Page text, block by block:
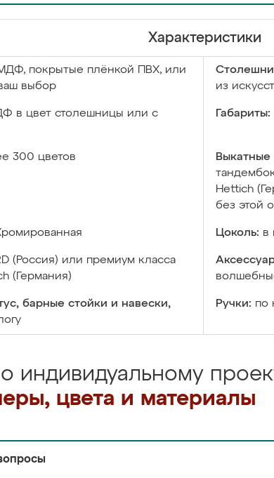
Характеристики
покрытые плёнкой ПВХ, или
выбор
из
в цвет столешницы или с
Габариты:
300 цветов Выкатные
Hettich
без этой
Цоколь: в
(Россия) или премиум класса
(Германия)
барные стойки и навески,
Ручки: по
индивидуальному
цвета и материалы